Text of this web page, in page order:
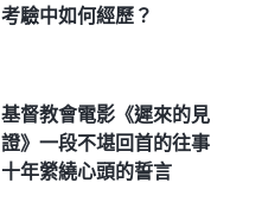
考驗中如何經歷？
基督教會電影《遲來的見
證》一段不堪回首的往事
十年縈繞心頭的誓言